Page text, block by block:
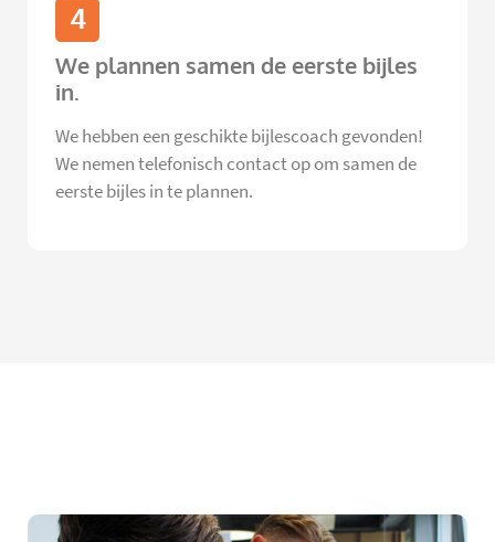
4
We plannen samen de eerste bijles
in.
We hebben een geschikte bijlescoach gevonden!
We nemen telefonisch contact op om samen de
eerste bijles in te plannen.